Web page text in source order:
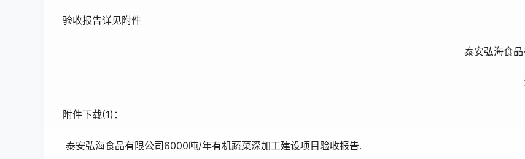
验收报告详见附件
泰安弘海食品有限
附件下载(1)：
泰安弘海食品有限公司6000吨/年有机蔬菜深加工建设项目验收报告.